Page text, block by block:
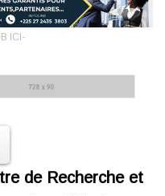
ICI-
de Recherche et